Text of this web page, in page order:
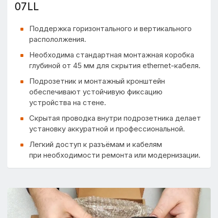
07LL
Поддержка горизонтального и вертикального
распололжения.
Необходима стандартная монтажная коробка
глубиной от 45 мм для скрытия ethernet-кабеля.
Подрозетник и монтажный кронштейн
обеспечивают устойчивую фиксацию
устройства на стене.
Скрытая проводка внутри подрозетника делает
установку аккуратной и профессиональной.
Легкий доступ к разъёмам и кабелям
при необходимости ремонта или модернизации.